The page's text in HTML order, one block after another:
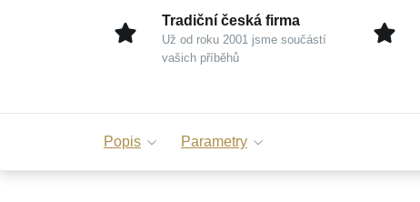
Tradiční česká firma
Už od roku 2001 jsme součástí
vašich příběhů
Popis Parametry